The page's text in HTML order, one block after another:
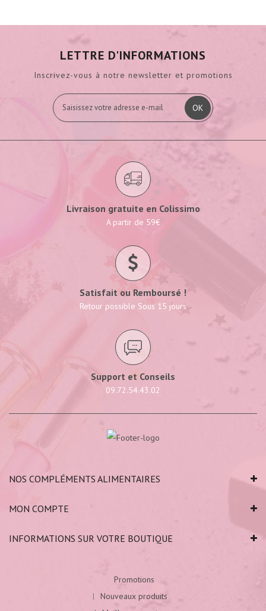
LETTRE D'INFORMATIONS
Inscrivez-vous à notre newsletter et promotions
OK
Livraison gratuite en Colissimo
A partir de 59€
Satisfait ou Remboursé !
Retour possible Sous 15 jours
Support et Conseils
09.72.54.43.02
NOS COMPLÉMENTS ALIMENTAIRES
MON COMPTE
INFORMATIONS SUR VOTRE BOUTIQUE
Promotions
Nouveaux produits